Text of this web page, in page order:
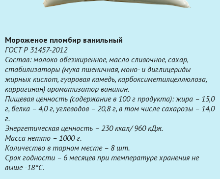
Мороженое пломбир ванильный
ГОСТ Р 31457-2012
Состав: молоко обезжиренное, масло сливочное, сахар,
стабилизаторы (мука пшеничная, моно- и диглицериды
жирных кислот, гуаровая камедь, карбоксиметилцеллюлоза,
каррагинан) ароматизатор ванилин.
Пищевая ценность (содержание в 100 г продукта): жира – 15,0
г, белка – 4,0 г, углеводов – 20,8 г, в том числе сахарозы – 14,0
г.
Энергетическая ценность – 230 ккал/ 960 кДж.
Масса нетто – 1000 г.
Количество в тарном месте – 8 шт.
Срок годности – 6 месяцев при температуре хранения не
выше -18°С.